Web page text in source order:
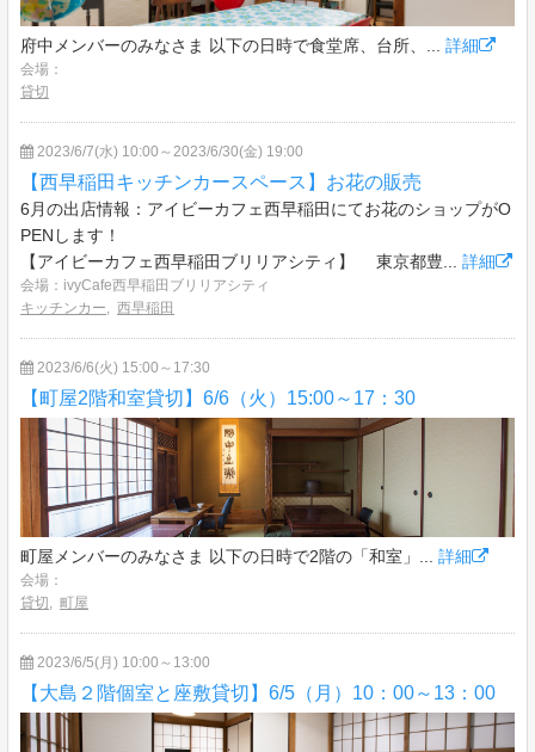
府中メンバーのみなさま 以下の日時で食堂席、台所、... 詳細
会場：
貸切
2023/6/7(水) 10:00～2023/6/30(金) 19:00
【西早稲田キッチンカースペース】お花の販売
6月の出店情報：アイビーカフェ西早稲田にてお花のショップがO
PENします！
【アイビーカフェ西早稲田ブリリアシティ】 東京都豊... 詳細
会場：ivyCafe西早稲田ブリリアシティ
キッチンカー, 西早稲田
2023/6/6(火) 15:00～17:30
【町屋2階和室貸切】6/6（火）15:00～17：30
町屋メンバーのみなさま 以下の日時で2階の「和室」... 詳細
会場：
貸切 , 町屋
2023/6/5(月) 10:00～13:00
【大島２階個室と座敷貸切】6/5（月）10：00～13：00